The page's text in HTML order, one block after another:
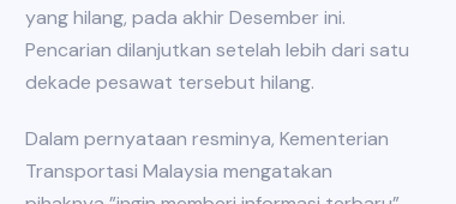
yang hilang, pada akhir Desember ini.
Pencarian dilanjutkan setelah lebih dari satu
dekade pesawat tersebut hilang.
Dalam pernyataan resminya, Kementerian
Transportasi Malaysia mengatakan